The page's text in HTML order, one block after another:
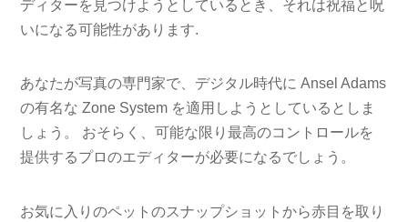
ディターを見つけようとしているとき、それは祝福と呪
いになる可能性があります.
あなたが写真の専門家で、デジタル時代に Ansel Adams
の有名な Zone System を適用しようとしているとしま
しょう。 おそらく、可能な限り最高のコントロールを
提供するプロのエディターが必要になるでしょう。
お気に入りのペットのスナップショットから赤目を取り